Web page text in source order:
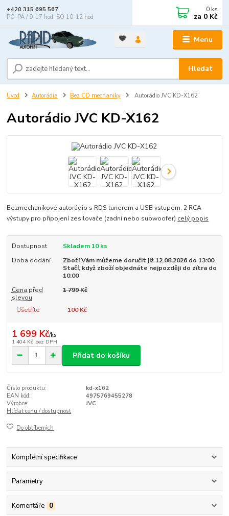
Menu
Hledat
+420 315 695 567
PO-PÁ / 9-17 hod, SO 10-12 hod
0 ks
za 0 Kč
Úvod Autorádia Bez CD mechaniky Autorádio JVC KD-X162
Autorádio JVC KD-X162
Bezmechanikové autorádio s RDS tunerem a USB vstupem, 2 RCA
výstupy pro připojení zesilovače (zadní nebo subwoofer) celý popis
Dostupnost
Skladem 10 ks
Doba dodání
Zboží Vám můžeme doručit již 12.08.2026 do 13:00.
Stačí, když zboží objednáte nejpozději do zítra do
10:00
Cena před
slevou
1 799 Kč
Ušetříte 100 Kč
1 699 Kč/ks
1 404 Kč bez DPH
Přidat do košíku
Číslo produktu:
kd-x162
EAN kód:
4975769455278
Výrobce:
JVC
Hlídat cenu / dostupnost
Do oblíbených
Kompletní specifikace
Parametry
Komentáře 0